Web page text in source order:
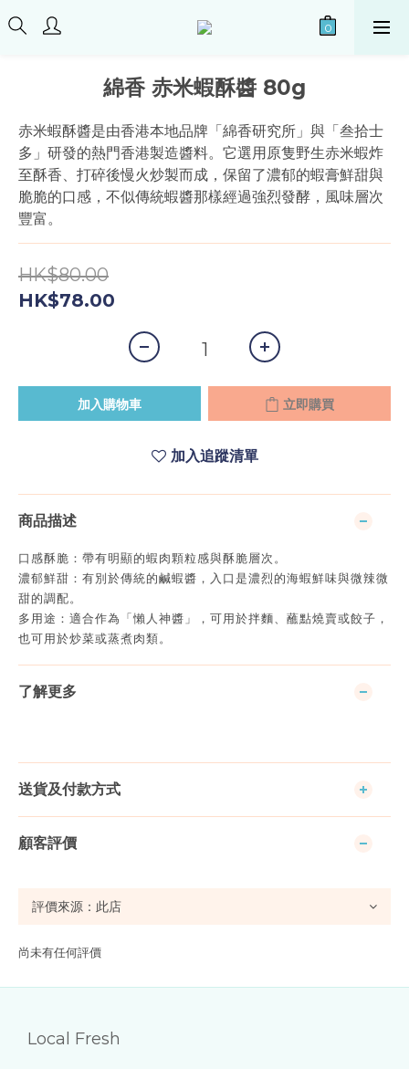
綿香 赤米蝦酥醬 80g
赤米蝦酥醬是由香港本地品牌「綿香研究所」與「叁拾士
多」研發的熱門香港製造醬料。它選用原隻野生赤米蝦炸
至酥香、打碎後慢火炒製而成，保留了濃郁的蝦膏鮮甜與
脆脆的口感，不似傳統蝦醬那樣經過強烈發酵，風味層次
豐富。
HK$80.00
HK$78.00
加入購物車 立即購買
加入追蹤清單
商品描述
口感酥脆：帶有明顯的蝦肉顆粒感與酥脆層次。
濃郁鮮甜：有別於傳統的鹹蝦醬，入口是濃烈的海蝦鮮味與微辣微
甜的調配。
多用途：適合作為「懶人神醬」，可用於拌麵、蘸點燒賣或餃子，
也可用於炒菜或蒸煮肉類。
了解更多
送貨及付款方式
顧客評價
尚未有任何評價
Local Fresh